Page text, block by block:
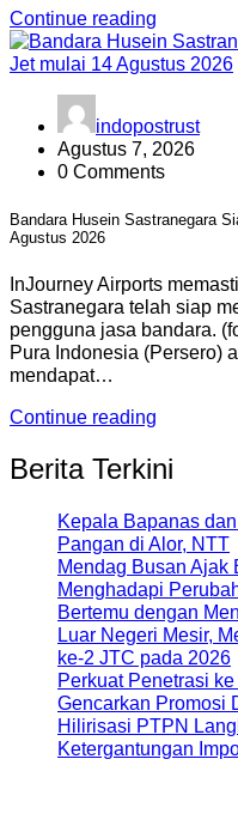
Continue reading
indopostrust
Agustus 7, 2026
0 Comments
Bandara Husein Sastranegara
Agustus 2026
InJourney Airports
Sastranegara telah siap
pengguna jasa bandara.
Pura Indonesia (Persero)
mendapat…
Continue reading
Berita Terkini
Kepala Bapanas
Pangan di Alor, NTT
Mendag Busan Ajak
Menghadapi
Bertemu dengan
Luar Negeri Mesir,
ke-2 JTC pada 2026
Perkuat Penetrasi
Gencarkan Promosi
Hilirisasi PTPN
Ketergantungan